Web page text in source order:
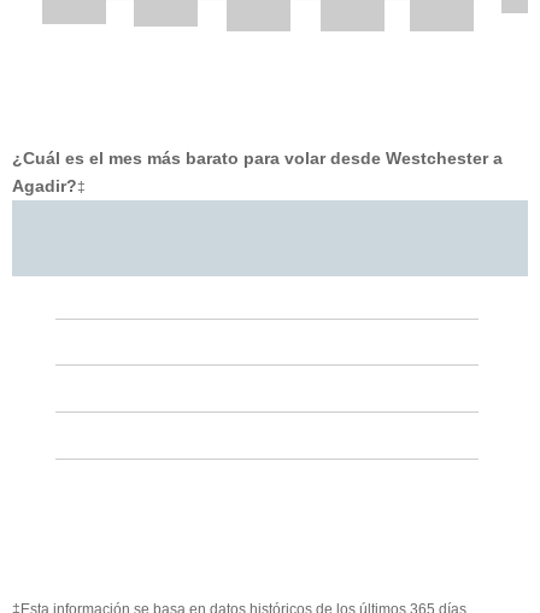
¿Cuál es el mes más barato para volar desde Westchester a
Agadir?‡